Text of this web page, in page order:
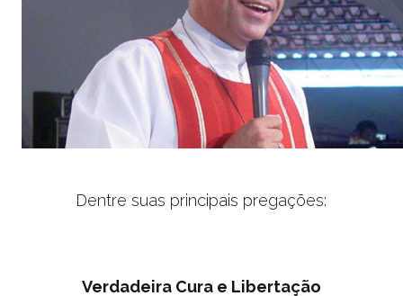
Dentre suas principais pregações:
Verdadeira Cura e Libertação